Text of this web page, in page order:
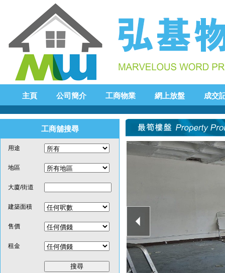
主頁 公司簡介 工商物業 網上放盤 成交
工商舖搜尋
用途
地區
大廈/街道
建築面積
售價
租金